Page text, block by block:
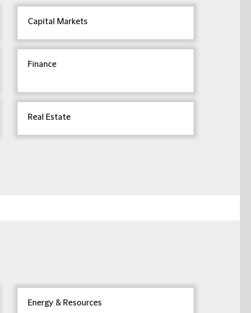
Capital Markets
Finance
Real Estate
Energy & Resources